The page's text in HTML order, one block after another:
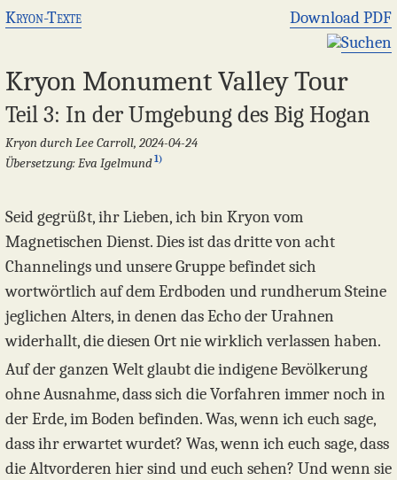
Kryon-Texte
Download PDF
Suchen
Kryon Monument Valley Tour
Teil 3: In der Umgebung des Big Hogan
Kryon durch Lee Carroll, 2024-04-24
Übersetzung: Eva Igelmund1)
Seid gegrüßt, ihr Lieben, ich bin Kryon vom
Magnetischen Dienst. Dies ist das dritte von acht
Channelings und unsere Gruppe befindet sich
wortwörtlich auf dem Erdboden und rundherum Steine
jeglichen Alters, in denen das Echo der Urahnen
widerhallt, die diesen Ort nie wirklich verlassen haben.
Auf der ganzen Welt glaubt die indigene Bevölkerung
ohne Ausnahme, dass sich die Vorfahren immer noch in
der Erde, im Boden befinden. Was, wenn ich euch sage,
dass ihr erwartet wurdet? Was, wenn ich euch sage, dass
die Altvorderen hier sind und euch sehen? Und wenn sie